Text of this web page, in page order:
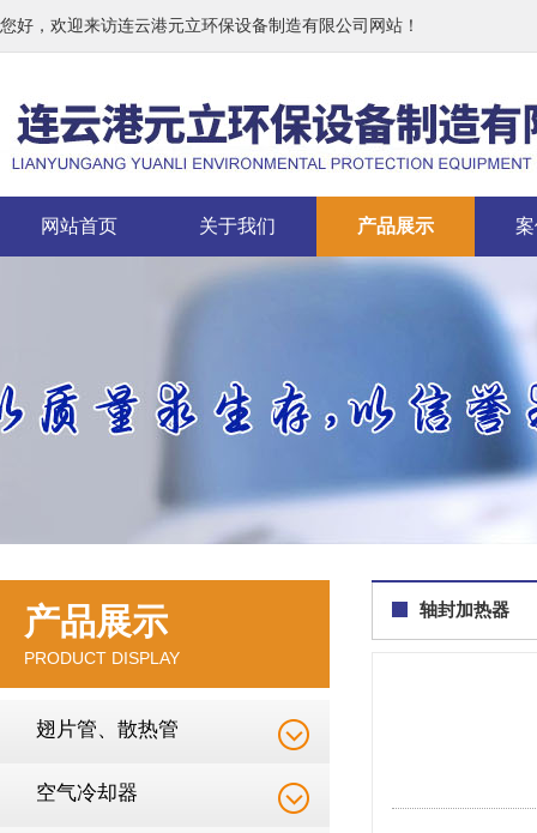
您好，欢迎来访连云港元立环保设备制造有限公司网站！
网站首页 关于我们 产品展示
产品展示
PRODUCT DISPLAY
翅片管、散热管
空气冷却器
轴封加热器